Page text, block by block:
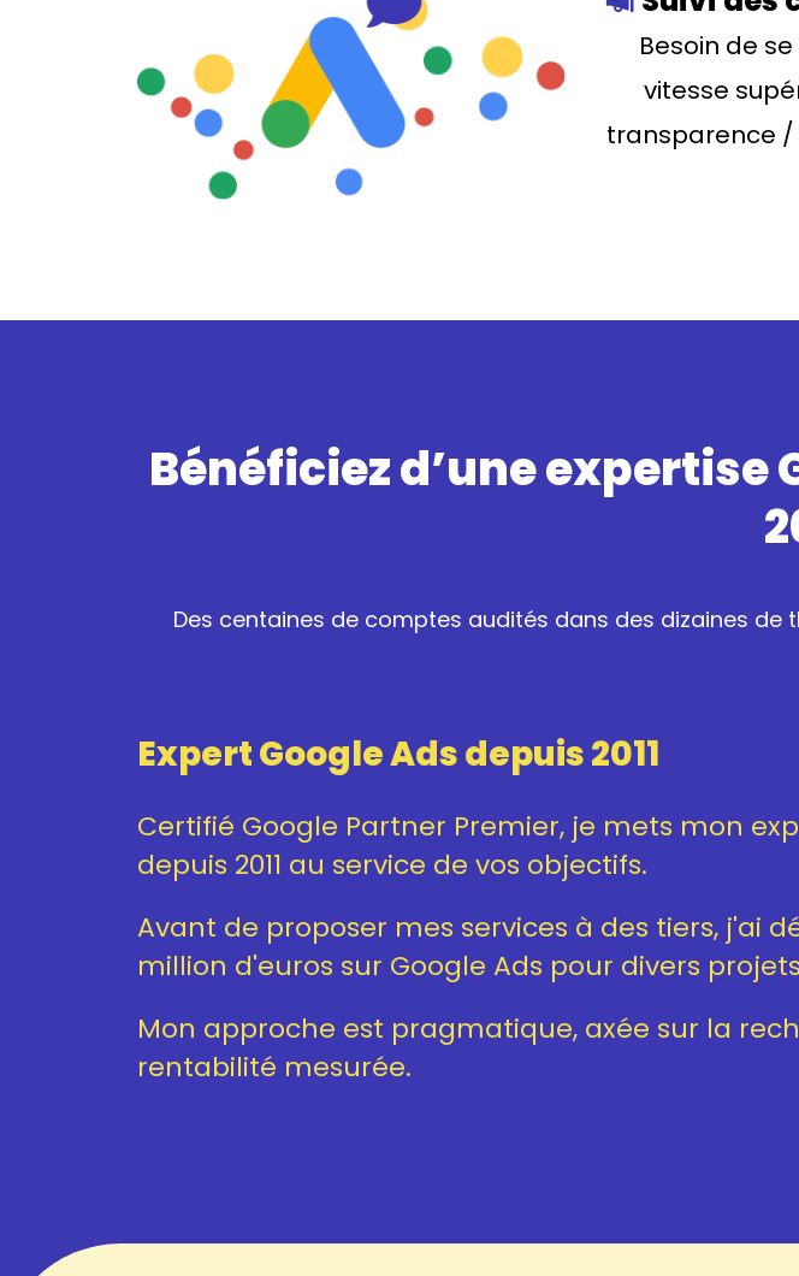
Besoin de
vitesse
transparence /
Bénéficiez d’une
Des centaines de comptes audités dans des dizaines de
Expert Google Ads depuis 2011
Certifié Google Partner Premier, je mets mon
depuis 2011 au service de vos objectifs.
Avant de proposer mes services à des tiers, j'ai
million d'euros sur Google Ads pour divers
Mon approche est pragmatique, axée sur la
rentabilité mesurée.